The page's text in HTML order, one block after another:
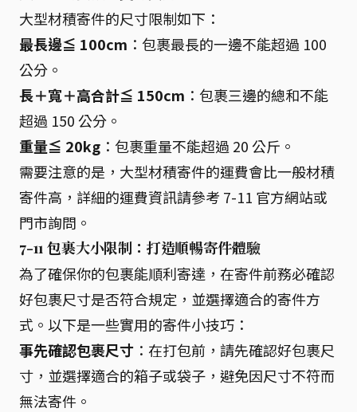
大型材積寄件的尺寸限制如下：
最長邊≦ 100cm ：包裹最長的一邊不能超過 100
公分。
長＋寬＋高合計≦ 150cm ：包裹三邊的總和不能
超過 150 公分。
重量≦ 20kg ：包裹重量不能超過 20 公斤。
需要注意的是，大型材積寄件的運費會比一般材積
寄件高，詳細的運費資訊請參考 7-11 官方網站或
門市詢問。
7-11 包裹大小限制：打造順暢寄件體驗
為了確保你的包裹能順利寄達，在寄件前務必確認
好包裹尺寸是否符合規定，並選擇適合的寄件方
式。以下是一些實用的寄件小技巧：
事先確認包裹尺寸 ：在打包前，請先確認好包裹尺
寸，並選擇適合的箱子或袋子，避免因尺寸不符而
無法寄件。